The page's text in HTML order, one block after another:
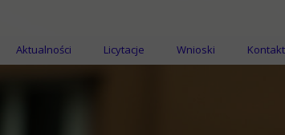
Aktualności
Licytacje
Wnioski Kontakt